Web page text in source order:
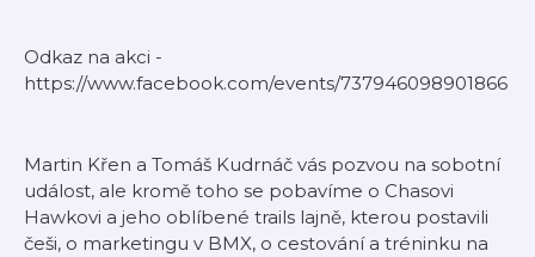
Odkaz na akci -
https://www.facebook.com/events/737946098901866
Martin Křen a Tomáš Kudrnáč vás pozvou na sobotní
událost, ale kromě toho se pobavíme o Chasovi
Hawkovi a jeho oblíbené trails lajně, kterou postavili
češi, o marketingu v BMX, o cestování a tréninku na